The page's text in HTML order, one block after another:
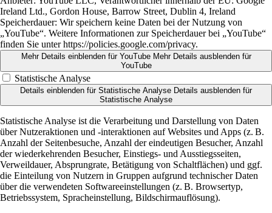
Ireland Ltd., Gordon House, Barrow Street, Dublin 4, Ireland
Speicherdauer: Wir speichern keine Daten bei der Nutzung von
„YouTube“. Weitere Informationen zur Speicherdauer bei „YouTube“
finden Sie unter https://policies.google.com/privacy.
Mehr Details einblendenfür YouTube Mehr Details ausblendenfür
YouTube
Statistische Analyse
Details einblenden für Statistische Analyse Details ausblenden für
Statistische Analyse
Statistische Analyse ist die Verarbeitung und Darstellung von Daten
über Nutzeraktionen und -interaktionen auf Websites und Apps (z. B.
Anzahl der Seitenbesuche, Anzahl der eindeutigen Besucher, Anzahl
der wiederkehrenden Besucher, Einstiegs- und Ausstiegsseiten,
Verweildauer, Absprungrate, Betätigung von Schaltflächen) und ggf.
die Einteilung von Nutzern in Gruppen aufgrund technischer Daten
über die verwendeten Softwareeinstellungen (z. B. Browsertyp,
Betriebssystem, Spracheinstellung, Bildschirmauflösung).